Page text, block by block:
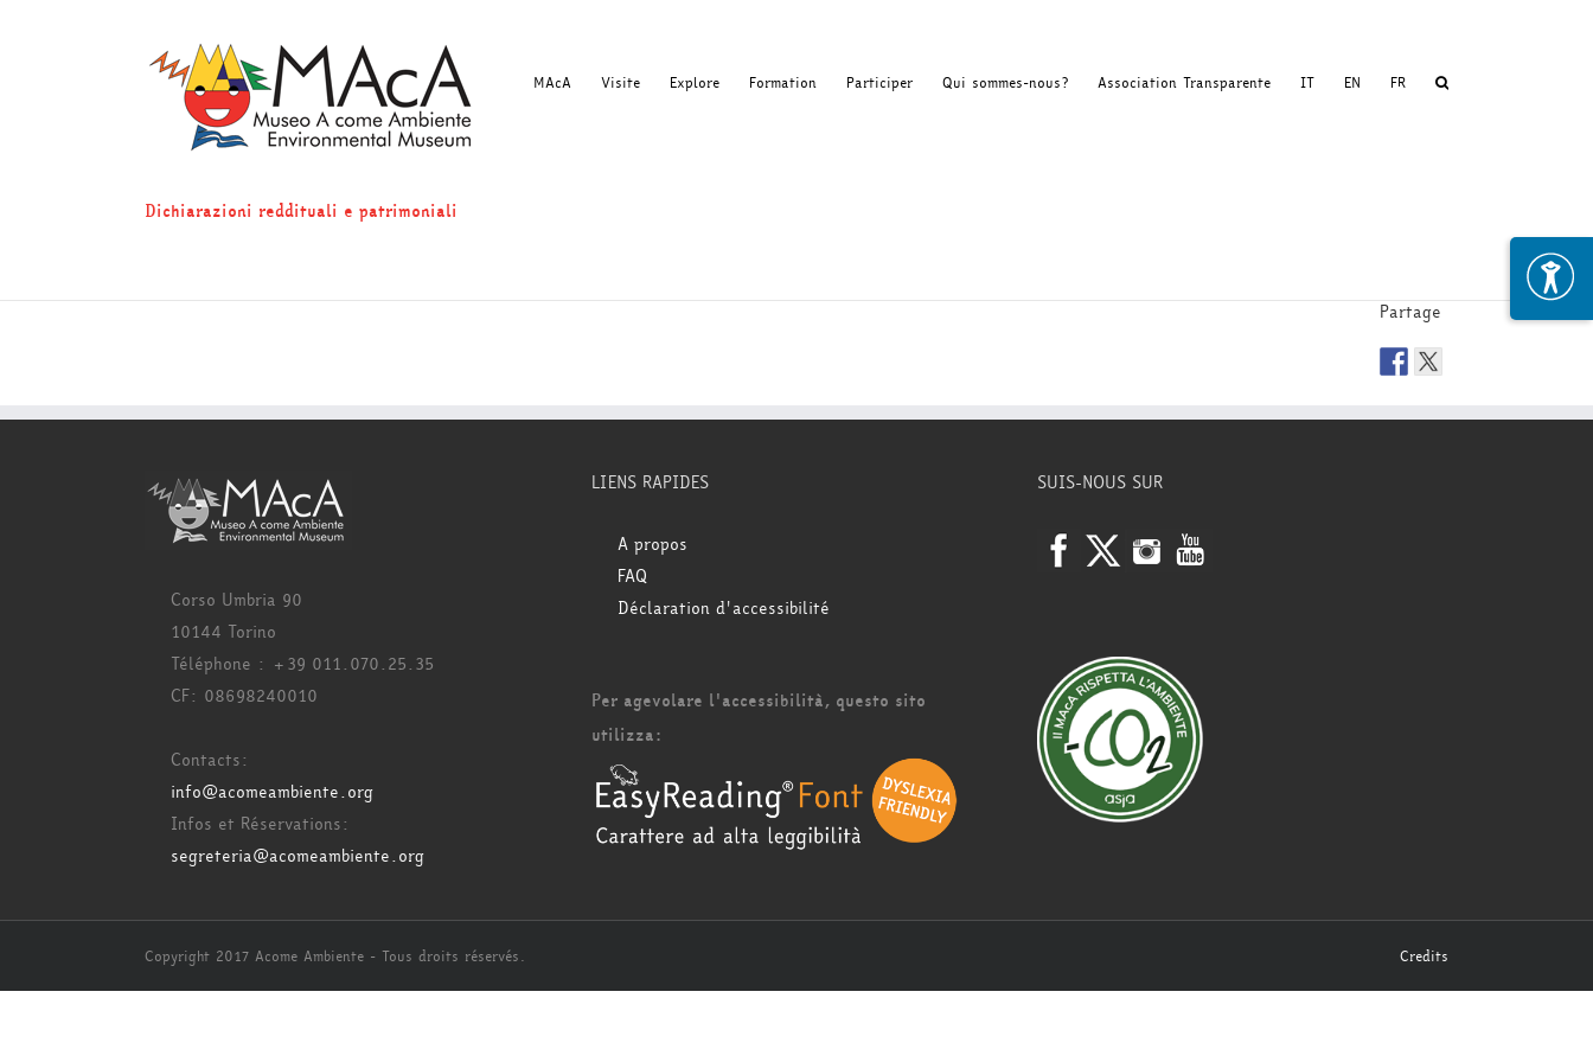
MAcA Visite Explore Formation Participer Qui sommes-nous? Association Transparente IT EN FR
Dichiarazioni reddituali e patrimoniali
Partage
Corso Umbria 90
10144 Torino
Téléphone : +39 011.070.25.35
CF: 08698240010
Contacts:
info@acomeambiente.org
Infos et Réservations:
segreteria@acomeambiente.org
LIENS RAPIDES
A propos
FAQ
Déclaration d'accessibilité
Per agevolare l'accessibilità, questo sito
utilizza:
SUIS-NOUS SUR
Copyright 2017 Acome Ambiente - Tous droits réservés. Credits